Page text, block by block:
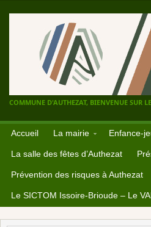
COMMUNE D'AUTHEZAT, BIENVENUE SUR
Accueil La mairie Enfance-
La salle des fêtes d’Authezat
Prévention des risques à Authezat
Le SICTOM Issoire-Brioude – Le